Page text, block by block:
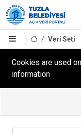
Veri Seti
Cookies are used
information
Results